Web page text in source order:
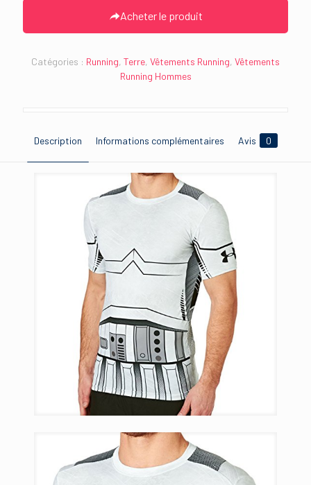
Acheter le produit
Catégories : Running, Terre, Vêtements Running, Vêtements
Running Hommes
Description Informations complémentaires Avis 0